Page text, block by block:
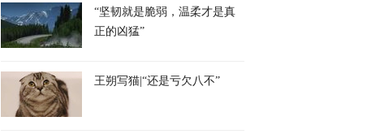
“坚韧就是脆弱，温柔才是真
正的凶猛”
王朔写猫|“还是亏欠八不”